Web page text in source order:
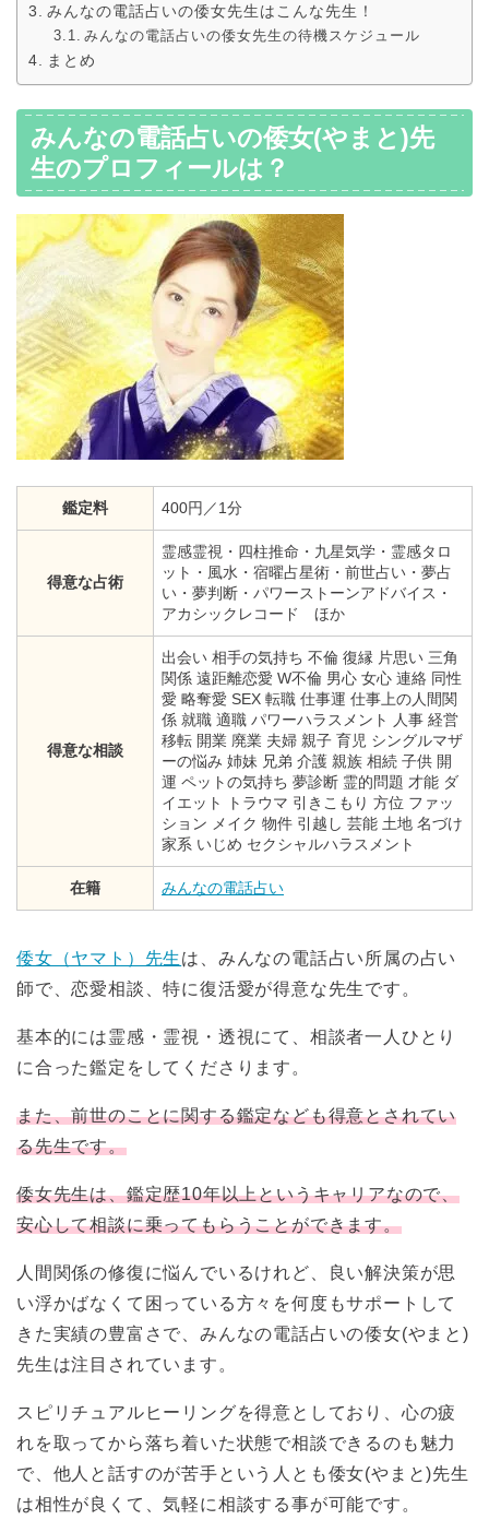
みんなの電話占いの倭女先生はこんな先生！
みんなの電話占いの倭女先生の待機スケジュール
まとめ
みんなの電話占いの倭女(やまと)先
生のプロフィールは？
鑑定料 400円／1分
得意な占術
霊感霊視・四柱推命・九星気学・霊感タロ
ット・風水・宿曜占星術・前世占い・夢占
い・夢判断・パワーストーンアドバイス・
アカシックレコード ほか
得意な相談
出会い 相手の気持ち 不倫 復縁 片思い 三角
関係 遠距離恋愛 W不倫 男心 女心 連絡 同性
愛 略奪愛 SEX 転職 仕事運 仕事上の人間関
係 就職 適職 パワーハラスメント 人事 経営
移転 開業 廃業 夫婦 親子 育児 シングルマザ
ーの悩み 姉妹 兄弟 介護 親族 相続 子供 開
運 ペットの気持ち 夢診断 霊的問題 才能 ダ
イエット トラウマ 引きこもり 方位 ファッ
ション メイク 物件 引越し 芸能 土地 名づけ
家系 いじめ セクシャルハラスメント
在籍 みんなの電話占い
倭女（ヤマト）先生は、みんなの電話占い所属の占い
師で、恋愛相談、特に復活愛が得意な先生です。
基本的には霊感・霊視・透視にて、相談者一人ひとり
に合った鑑定をしてくださります。
また、前世のことに関する鑑定なども得意とされてい
る先生です。
倭女先生は、鑑定歴10年以上というキャリアなので、
安心して相談に乗ってもらうことができます。
人間関係の修復に悩んでいるけれど、良い解決策が思
い浮かばなくて困っている方々を何度もサポートして
きた実績の豊富さで、みんなの電話占いの倭女(やまと)
先生は注目されています。
スピリチュアルヒーリングを得意としており、心の疲
れを取ってから落ち着いた状態で相談できるのも魅力
で、他人と話すのが苦手という人とも倭女(やまと)先生
は相性が良くて、気軽に相談する事が可能です。